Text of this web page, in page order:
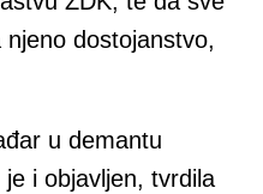
dostojanstvo,
u demantu
i objavljen, tvrdila